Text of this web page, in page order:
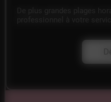
De plus grandes plages